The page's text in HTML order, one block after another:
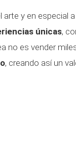
y en especial
únicas,
no es vender
, creando así un